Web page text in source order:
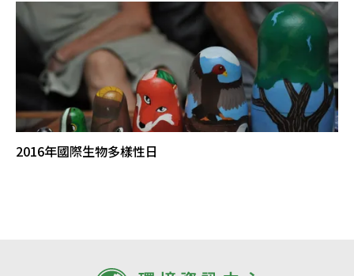
2016年國際生物多樣性日